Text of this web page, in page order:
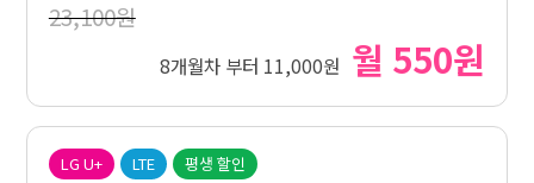
23,100원
8개월차 부터 11,000원 월 550원
LG U+ LTE 평생 할인